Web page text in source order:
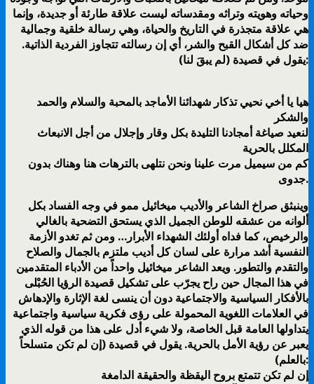
وحیاته وھویته وتراثه ومقدساته لیست علاقة طارئة أو جدیدة، وإنما
ھي علاقة متجذرة في التاریخ والحیاة، وھي رسالة خلقیة وجمالیة
ضد كل أشكال القبح والشر، أي إن رسالته تتجاوز الفردیة الذاتیة.
يقول في قصيدة (لم يبقَ لنا):
هيا يا أخي نحيي تذكار شهدائنا الأماجد بالمحبة والسلام والحمد
والشكر
لنعيد صياغة أمجادنا التليدة بكل وقار وإجلال من أجل الانبعاث
المكلل بالحرية
كم من سيميل مرت علينا ونحن نتلهى بالترهات هنا وهناك بدون
جدوى.
وینبثق صراخ الشاعر والأديب ميخائيل ممو في وجه الفساد بكل
ألوانه من عشقه للوطن الجمیل الذي یستحق التضحیة بالغالي
والرخیص، كما فداه أولئك الشھداء الأبرار… ومن ثم تغدو الأزمة
النفسیة أشد مرارة على لسان كل أدیب ملتزم بالجمال والصلاح
والتقدم والتطور. ویعد الشاعر ميخائيل واحداً من الأدباء المتقدمین
في ھذا المجال حین راح یجرّب على تشكیل قصیدة الرؤیا الحُبْلى
بالأفكار السیاسیة والاجتماعیة دون أن ینسى لغة الإثارة والإدھاش
في العلامات اللغویة المحمولة على رؤى فكریة سیاسیة واجتماعیة
یتداولھا العامة قبل الخاصة، ولا شيء أدل على ھذا من قوله الذي
یعبر عن رؤیة الأمل بالحریة. يقول في قصيدة (إن لم تكن متسلحاً
بالعلم):
إن لم تكن تتمتع بروح اليقظة والحقيقة الدامغة